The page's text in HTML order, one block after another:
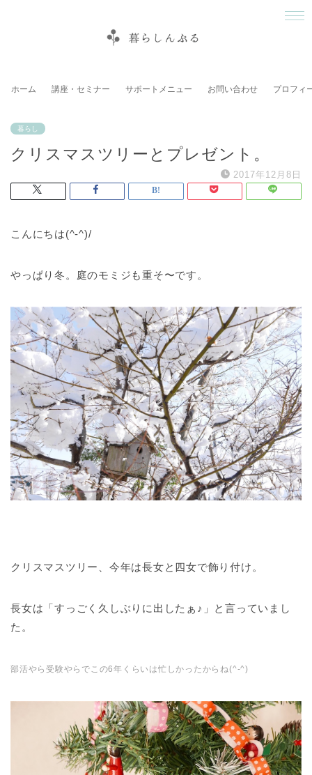
ホーム 講座・セミナー サポートメニュー お問い合わせ プロフィ
暮らし
クリスマスツリーとプレゼント。
2017年12月8日
こんにちは(^-^)/
やっぱり冬。庭のモミジも重そ〜です。
クリスマスツリー、今年は長女と四女で飾り付け。
長女は「すっごく久しぶりに出したぁ♪」と言っていまし
た。
部活やら受験やらでこの6年くらいは忙しかったからね(^-^)